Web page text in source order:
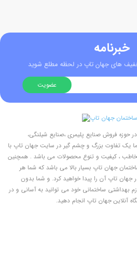
خبرنامه
های جهان تاپ در لحظه مطلع شوید
حوزه فروش صنایع پلیمری ،صنایع شیلنگی،
یک تفاوت بزرگ و چشم گیر در سایت جهان تاپ با
، کیفیت و تنوع محصولات می باشد . همچنین
جهان تاپ بسیار بالا می باشد که شما هر
جهان تاپ آن را پیدا خواهید کرد. و شما بدون
بهداشتی ساختمانی خود می توانید به آسانی و در
آنلاین جهان تاپ انجام دهید.